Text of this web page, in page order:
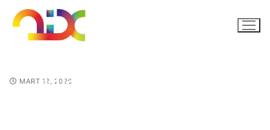
MART 12, 2026
ChatGPT'den Claude'a